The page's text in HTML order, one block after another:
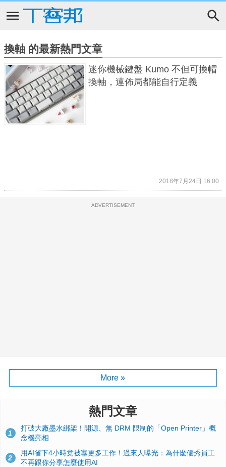
換軸 的最新熱門文章
迷你機械鍵盤 Kumo 不但可換帽
換軸，連佈局都能自行定義
2018年7月24日 16:00
ADVERTISEMENT
More »
熱門文章
1
打破大廠墨水綁架！開源、無 DRM 限制的「Open Printer」概
念機亮相
2
用AI省下4小時竟被塞更多工作！過來人曝光：為什麼優秀員工
不再跟你分享怎麼使用AI